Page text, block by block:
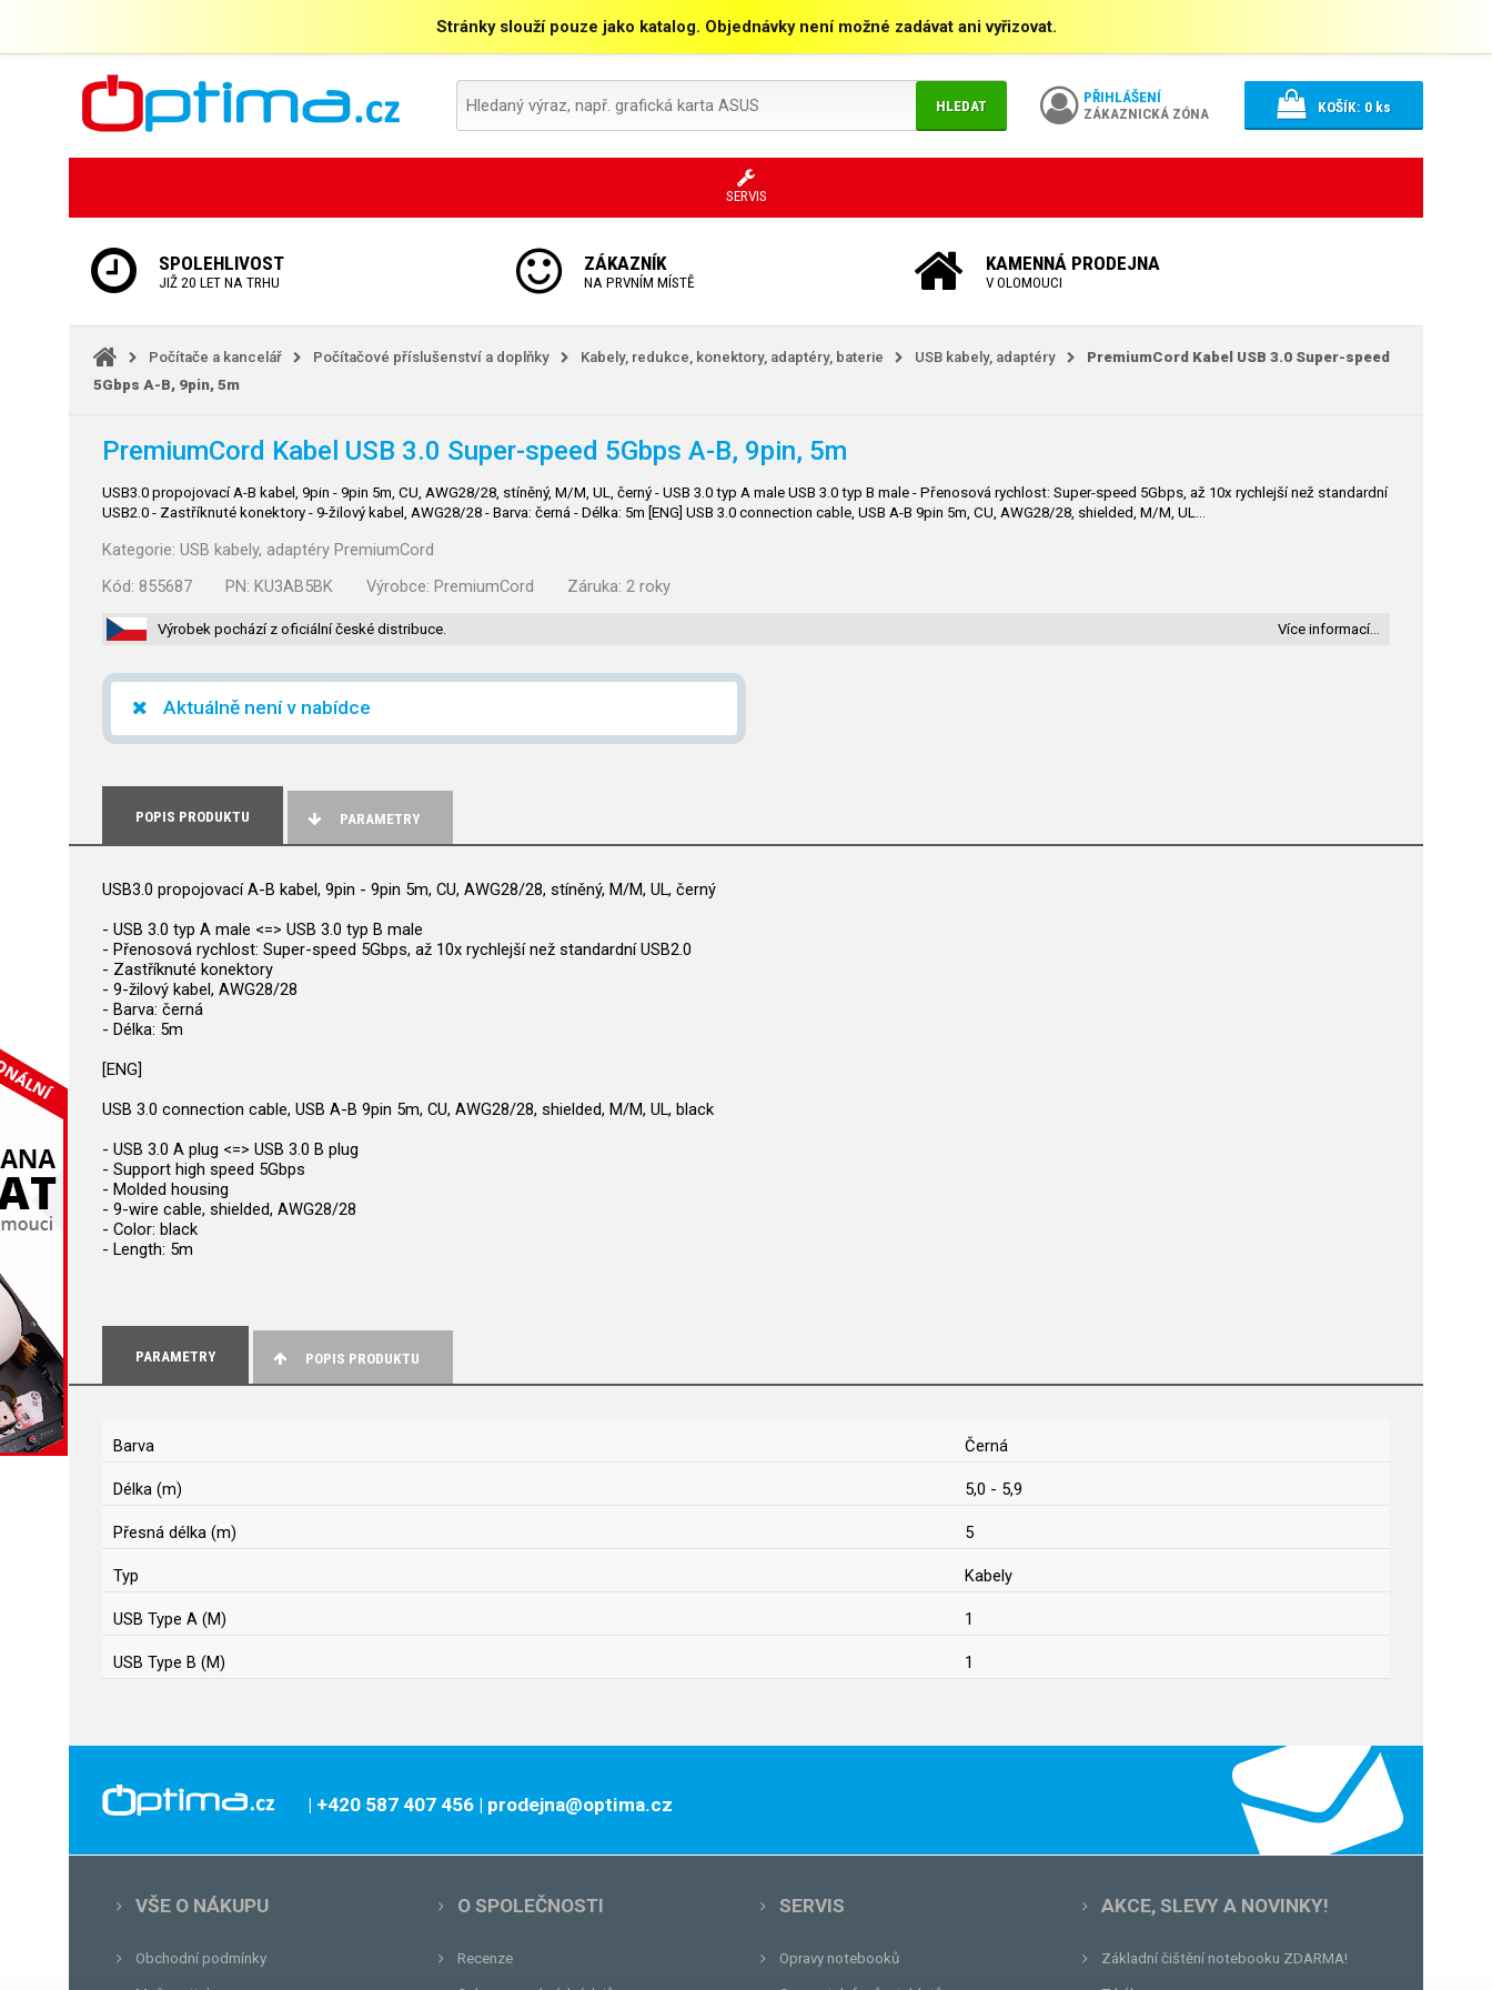
Stránky slouží pouze jako katalog. Objednávky není možné zadávat ani vyřizovat.
HLEDAT
PŘIHLÁŠENÍ
ZÁKAZNICKÁ ZÓNA
KOŠÍK: 0ks
SERVIS
SPOLEHLIVOST
JIŽ 20 LET NA TRHU
ZÁKAZNÍK
NA PRVNÍM MÍSTĚ
KAMENNÁ PRODEJNA
V OLOMOUCI
Počítače a kancelář Počítačové příslušenství a doplňky Kabely, redukce, konektory, adaptéry, baterie USB kabely, adaptéry
PremiumCord Kabel USB 3.0 Super-speed
5Gbps A-B, 9pin, 5m
PremiumCord Kabel USB 3.0 Super-speed 5Gbps A-B, 9pin, 5m
USB3.0 propojovací A-B kabel, 9pin - 9pin 5m, CU, AWG28/28, stíněný, M/M, UL, černý - USB 3.0 typ A male USB 3.0 typ B male - Přenosová rychlost: Super-speed 5Gbps, až 10x rychlejší než standardní
USB2.0 - Zastříknuté konektory - 9-žilový kabel, AWG28/28 - Barva: černá - Délka: 5m [ENG] USB 3.0 connection cable, USB A-B 9pin 5m, CU, AWG28/28, shielded, M/M, UL…
Kategorie: USB kabely, adaptéry PremiumCord
Kód: 855687 PN: KU3AB5BK Výrobce: PremiumCord Záruka: 2 roky
Výrobek pochází z oficiální české distribuce. Více informací…
Aktuálně není v nabídce
POPIS PRODUKTU PARAMETRY
USB3.0 propojovací A-B kabel, 9pin - 9pin 5m, CU, AWG28/28, stíněný, M/M, UL, černý
- USB 3.0 typ A male <=> USB 3.0 typ B male
- Přenosová rychlost: Super-speed 5Gbps, až 10x rychlejší než standardní USB2.0
- Zastříknuté konektory
- 9-žilový kabel, AWG28/28
- Barva: černá
- Délka: 5m
[ENG]
USB 3.0 connection cable, USB A-B 9pin 5m, CU, AWG28/28, shielded, M/M, UL, black
- USB 3.0 A plug <=> USB 3.0 B plug
- Support high speed 5Gbps
- Molded housing
- 9-wire cable, shielded, AWG28/28
- Color: black
- Length: 5m
PARAMETRY POPIS PRODUKTU
Barva Černá
Délka (m) 5,0 - 5,9
Přesná délka (m) 5
Typ Kabely
USB Type A (M) 1
USB Type B (M) 1
| +420 587 407 456 | prodejna@optima.cz
VŠE O NÁKUPU
Obchodní podmínky
O SPOLEČNOSTI
Recenze
SERVIS
Opravy notebooků
AKCE, SLEVY A NOVINKY!
Základní čištění notebooku ZDARMA!